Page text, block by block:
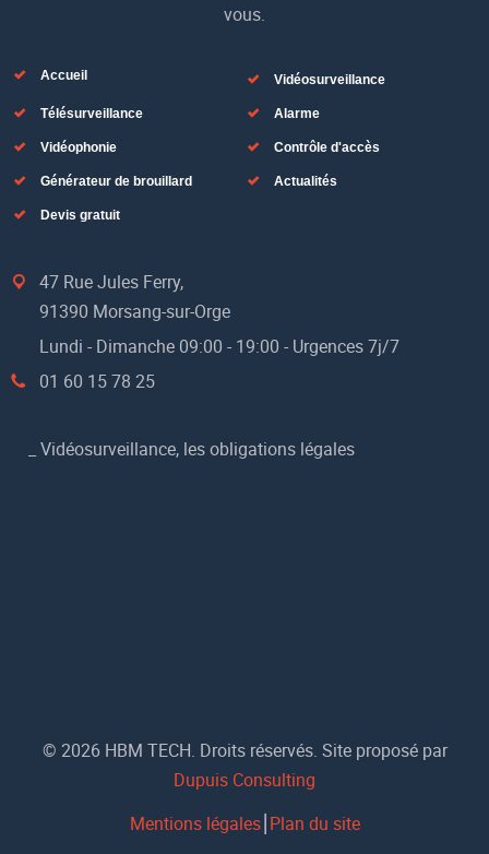
vous.
Accueil Vidéosurveillance
Télésurveillance Alarme
Vidéophonie Contrôle d'accès
Générateur de brouillard Actualités
Devis gratuit
47 Rue Jules Ferry,
91390 Morsang-sur-Orge
Lundi - Dimanche 09:00 - 19:00 - Urgences 7j/7
01 60 15 78 25
Vidéosurveillance, les obligations légales
© 2026 HBM TECH. Droits réservés. Site proposé par
Dupuis Consulting
Mentions légales⎮ Plan du site